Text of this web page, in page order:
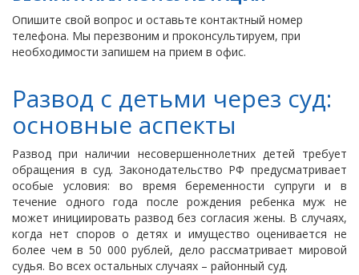
Опишите свой вопрос и оставьте контактный номер
телефона. Мы перезвоним и проконсультируем, при
необходимости запишем на прием в офис.
Развод с детьми через суд:
основные аспекты
Развод при наличии несовершеннолетних детей требует
обращения в суд. Законодательство РФ предусматривает
особые условия: во время беременности супруги и в
течение одного года после рождения ребенка муж не
может инициировать развод без согласия жены. В случаях,
когда нет споров о детях и имущество оценивается не
более чем в 50 000 рублей, дело рассматривает мировой
судья. Во всех остальных случаях – районный суд.